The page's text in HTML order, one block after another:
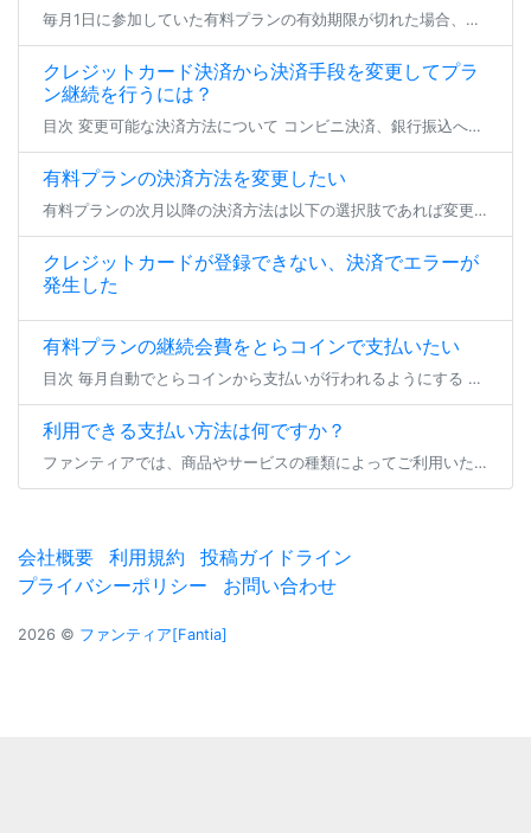
毎月1日に参加していた有料プランの有効期限が切れた場合、登録状態は支払い猶予期間へと移行します。 23日23:59までの間、参加中のファンクラブは無料プランへの仮移行状態となり、有効期限を更新せず24日となった場合にその […]
クレジットカード決済から決済手段を変更してプラ
ン継続を行うには？
目次 変更可能な決済方法について コンビニ決済、銀行振込への変更 とらコインへの変更 変更可能な決済方法について クレジットカード決済以外で現在加入中の有料プラン継続を行いたい場合、 登録済みのクレジットカードを削除いた […]
有料プランの決済方法を変更したい
有料プランの次月以降の決済方法は以下の選択肢であれば変更が可能です。 各手順でお支払い方法のご変更をいただき、期日までにお支払いいただければ、プランの継続加入が可能となります。 ※現在加入いただいているプランから退会する […]
クレジットカードが登録できない、決済でエラーが
発生した
有料プランの継続会費をとらコインで支払いたい
目次 毎月自動でとらコインから支払いが行われるようにする 一時的にとらコインでのプラン継続支払いを行う 毎月自動でとらコインから支払いが行われるようにする 有料プランの継続会費をとらコインでお支払い頂く場合、事前にとらコ […]
利用できる支払い方法は何ですか？
ファンティアでは、商品やサービスの種類によってご利用いただけるお支払い方法が異なります。 プラン参加/継続・バックナンバー購入 ダウンロード商品/物販商品購入 投稿セレクト商品購入 くじ商品購入 コミッションリクエスト・ […]
会社概要 利用規約
投稿ガイドライン
プライバシーポリシー
お問い合わせ
2026 © ファンティア[Fantia]